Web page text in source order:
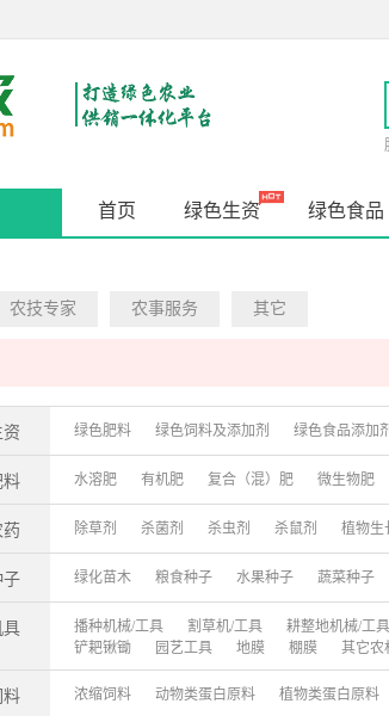
首页 绿色生资 绿色食品
农技专家 农事服务 其它
绿色肥料 绿色饲料及添加剂 绿色食品添加剂
料 水溶肥 有机肥 复合（混）肥 微生物肥
药 除草剂 杀菌剂 杀虫剂 杀鼠剂 植物生
子 绿化苗木 粮食种子 水果种子 蔬菜种子
具 播种机械/工具 割草机/工具 耕整地机械/工具
铲耙锹锄
园艺工具 地膜 棚膜 其它农
料 浓缩饲料 动物类蛋白原料 植物类蛋白原料